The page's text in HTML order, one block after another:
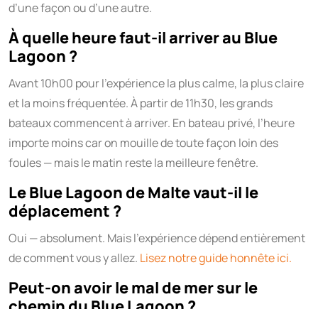
d’une façon ou d’une autre.
À quelle heure faut-il arriver au Blue
Lagoon ?
Avant 10h00 pour l’expérience la plus calme, la plus claire
et la moins fréquentée. À partir de 11h30, les grands
bateaux commencent à arriver. En bateau privé, l’heure
importe moins car on mouille de toute façon loin des
foules — mais le matin reste la meilleure fenêtre.
Le Blue Lagoon de Malte vaut-il le
déplacement ?
Oui — absolument. Mais l’expérience dépend entièrement
de comment vous y allez. Lisez notre guide honnête ici.
Peut-on avoir le mal de mer sur le